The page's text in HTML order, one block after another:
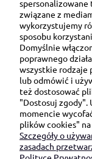
Ul.
spersonalizowane
związane z
wykorzystujemy
sposobu
Domyślnie
poprawnego
wszystkie rodzaje
lub odmówić i
też dostosować
"Dostosuj zgody".
momencie
plików cookies"
Szczegóły o
zasadach